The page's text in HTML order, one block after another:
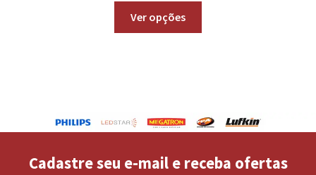
Ver opções
Cadastre seu e-mail e receba ofertas